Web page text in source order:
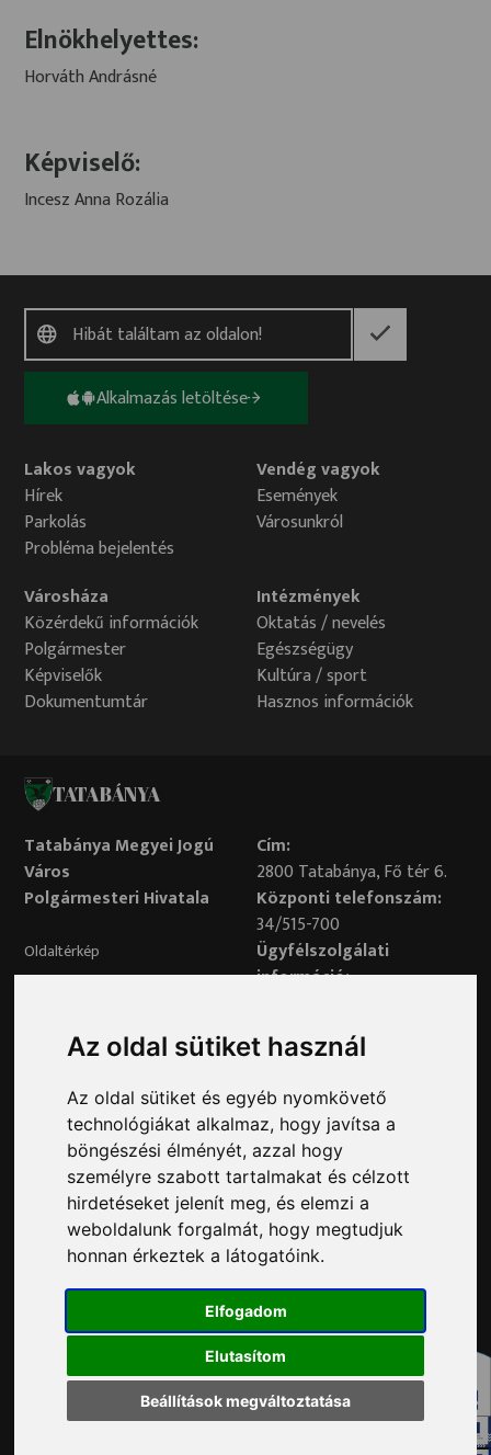
Az oldal sütiket használ
Az oldal sütiket és egyéb nyomkövető
technológiákat alkalmaz, hogy javítsa a
böngészési élményét, azzal hogy
személyre szabott tartalmakat és célzott
hirdetéseket jelenít meg, és elemzi a
weboldalunk forgalmát, hogy megtudjuk
honnan érkeztek a látogatóink.
Elfogadom
Elutasítom
Beállítások megváltoztatása
Elnökhelyettes:
Horváth Andrásné
Képviselő:
Incesz Anna Rozália
Alkalmazás letöltése
Lakos vagyok
Hírek
Parkolás
Probléma bejelentés
Vendég vagyok
Események
Városunkról
Városháza
Közérdekű információk
Polgármester
Képviselők
Dokumentumtár
Intézmények
Oktatás / nevelés
Egészségügy
Kultúra / sport
Hasznos információk
TATABÁNYA
Tatabánya Megyei Jogú
Város
Polgármesteri Hivatala
Oldaltérkép
Adatvédelem
Cím:
2800 Tatabánya, Fő tér 6.
Központi telefonszám:
34/515-700
Ügyfélszolgálati
információ:
Véleményvonal:
34/515-799
Adatvédelmi tisztviselő elérhetősége:
adatvedelem@ph.tatabanya.hu
Minden jog fenntartva © 2026 Tatabánya